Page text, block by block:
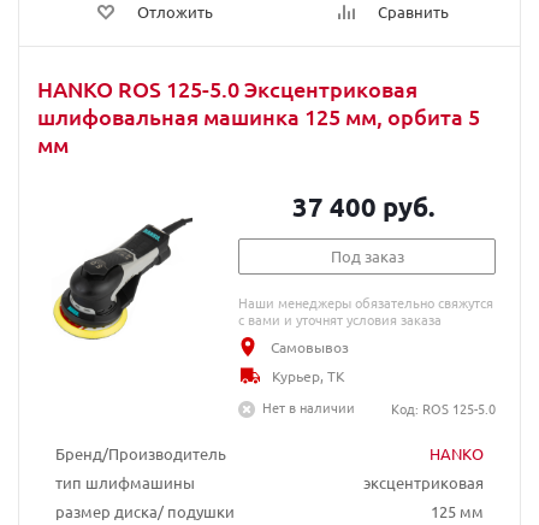
Отложить Сравнить
HANKO ROS 125-5.0 Эксцентриковая
шлифовальная машинка 125 мм, орбита 5
мм
Бренд/Производитель
HANKO
тип шлифмашины
эксцентриковая
размер диска/ подушки
125 мм
37 400 руб.
Под заказ
Наши менеджеры обязательно свяжутся
с вами и уточнят условия заказа
Самовывоз
Курьер, ТК
Нет в наличии
Код: ROS 125-5.0